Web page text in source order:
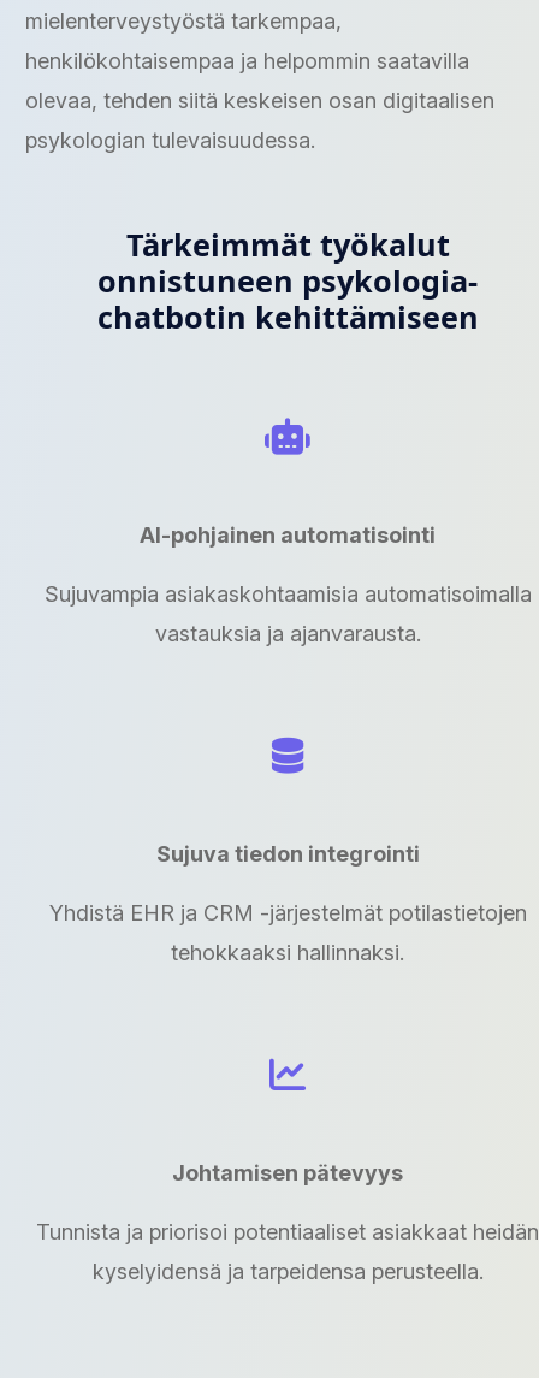
mielenterveystyöstä tarkempaa,
henkilökohtaisempaa ja helpommin saatavilla
olevaa, tehden siitä keskeisen osan digitaalisen
psykologian tulevaisuudessa.
Tärkeimmät työkalut
onnistuneen psykologia-
chatbotin kehittämiseen
AI-pohjainen automatisointi
Sujuvampia asiakaskohtaamisia automatisoimalla
vastauksia ja ajanvarausta.
Sujuva tiedon integrointi
Yhdistä EHR ja CRM -järjestelmät potilastietojen
tehokkaaksi hallinnaksi.
Johtamisen pätevyys
Tunnista ja priorisoi potentiaaliset asiakkaat heidän
kyselyidensä ja tarpeidensa perusteella.